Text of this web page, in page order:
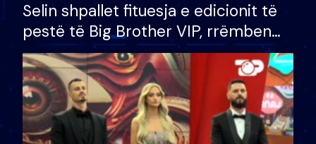
Selin shpallet fituesja e edicionit të
pestë të Big Brother VIP, rrëmben
çmimin e madh prej 100 mijë eurosh